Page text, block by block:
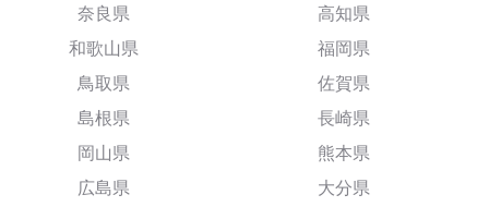
奈良県
和歌山県
鳥取県
島根県
岡山県
広島県
高知県
福岡県
佐賀県
長崎県
熊本県
大分県